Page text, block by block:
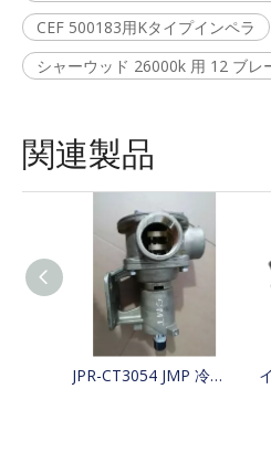
CEF 500183用Kタイプインペラ
シャーウッド 26000k 用 12 ブレ
関連製品
JPR-CT3054 JMP 冷却ボート海水ポンプ 4255411、425-5411、Jabsco 29630-1301S、W100000 を交換